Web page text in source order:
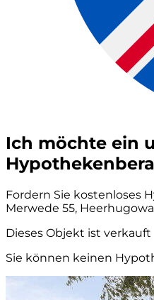
Ich möchte ein
Fordern Sie kostenloses
Merwede 55,
Dieses Objekt ist verkauft
Sie können keinen